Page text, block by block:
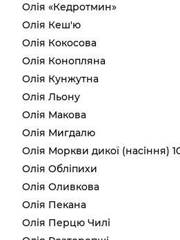
Олія «Кедротмин»
Олія Кеш'ю
Олія Кокосова
Олія Конопляна
Олія Кунжутна
Олія Льону
Олія Макова
Олія Мигдалю
Олія Моркви дикої (насіння)
Олія Обліпихи
Олія Оливкова
Олія Пекана
Олія Перцю Чилі